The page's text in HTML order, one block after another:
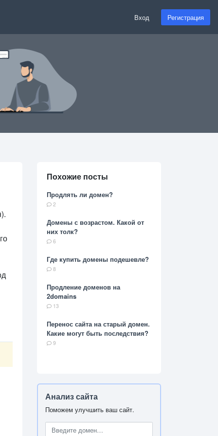
Вход Регистрация
Похожие посты
Продлять ли домен?
2
Домены с возрастом. Какой от
них толк?
6
Где купить домены подешевле?
8
Продление доменов на
2domains
13
Перенос сайта на старый домен.
Какие могут быть последствия?
9
Анализ сайта
Поможем улучшить ваш сайт.